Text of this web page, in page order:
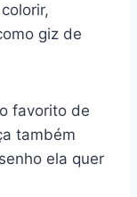
giz de
favorito de
também
ela quer